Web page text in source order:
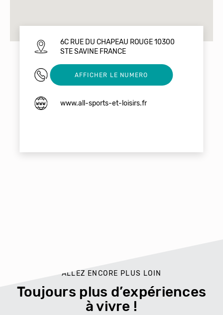
6C RUE DU CHAPEAU ROUGE 10300
STE SAVINE FRANCE
0627853861
AFFICHER LE NUMERO
www.all-sports-et-loisirs.fr
ALLEZ ENCORE PLUS LOIN
Toujours plus d’expériences
à vivre !